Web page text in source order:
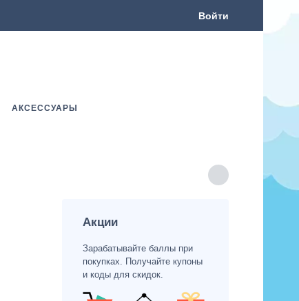
Войти
АКСЕССУАРЫ
Акции
Зарабатывайте баллы при
покупках. Получайте купоны
и коды для скидок.